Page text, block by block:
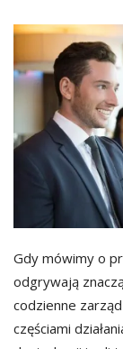
Gdy mówimy o
odgrywają
codzienne
częściami